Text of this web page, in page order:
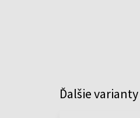
Ďalšie varianty